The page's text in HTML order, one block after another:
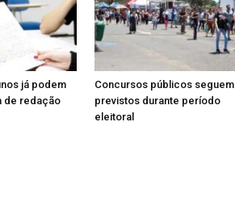
já podem
de redação
Concursos públicos seguem
previstos durante período
eleitoral